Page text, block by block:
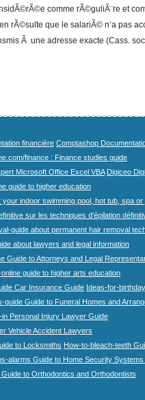
comme rÃ©guliÃ¨re et
rÃ©sulte que le salariÃ© n’a pas
Ã une adresse exacte (Cass.
financière Comptashop
finance : Finance studies guide
Microsoft Office Excel VBA Digiceo
guide to higher education
your indoor swimming pool, hot tub, spa
sur les techniques d'épilation
guide about permanent hair removal
about lawyers and legal information
Guide to Attorneys and Legal
guide to higher arts education
Car Insurance Guide Ideas-for-
guide Guide to Funeral Homes and
Personal Injury Lawyer Guide
Vehicle Accident Lawyers
to Locksmiths How-to-bleach-teeth
alarms Guide to Home Security Systems
to Orthodontics and Orthodontists